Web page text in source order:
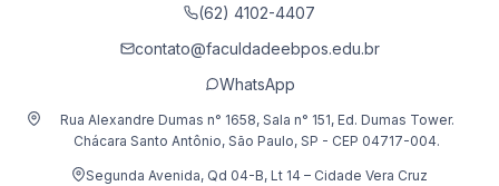
(62) 4102-4407
contato@faculdadeebpos.edu.br
WhatsApp
Rua Alexandre Dumas n° 1658, Sala n° 151, Ed. Dumas Tower.
Chácara Santo Antônio, São Paulo, SP - CEP 04717-004.
Segunda Avenida, Qd 04-B, Lt 14 – Cidade Vera Cruz